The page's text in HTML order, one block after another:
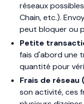
réseaux
Chain, etc.).
peut bloquer ou
Petite
fais d'abord une
quantité pour
Frais de réseau
son activité, ces